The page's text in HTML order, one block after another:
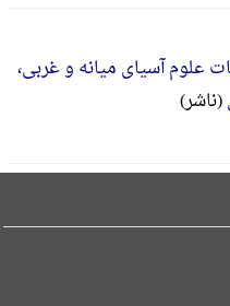
‌علوم‌ ‌آسیا‌ی‌ میانه‌ و ‌غربی‌،
(ناشر)